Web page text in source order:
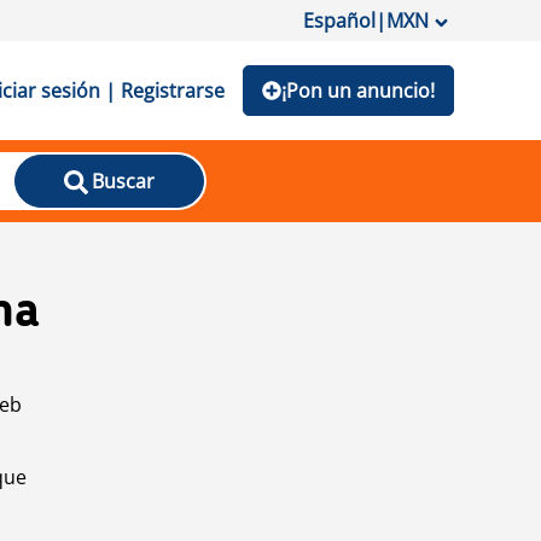
Español|MXN
sesión | Registrarse ¡Pon un anuncio!
Buscar